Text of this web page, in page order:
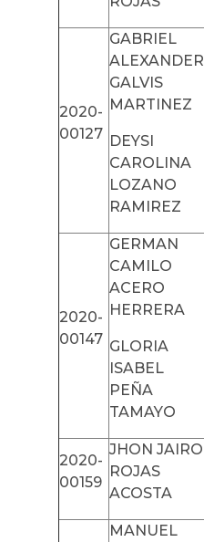
2020-
00127
GABRIEL
ALEXANDER
GALVIS
MARTINEZ
DEYSI
CAROLINA
LOZANO
RAMIREZ
2020-
00147
GERMAN
CAMILO
ACERO
HERRERA
GLORIA
ISABEL
PEÑA
TAMAYO
2020-
00159
JHON JAIRO
ROJAS
ACOSTA
MANUEL